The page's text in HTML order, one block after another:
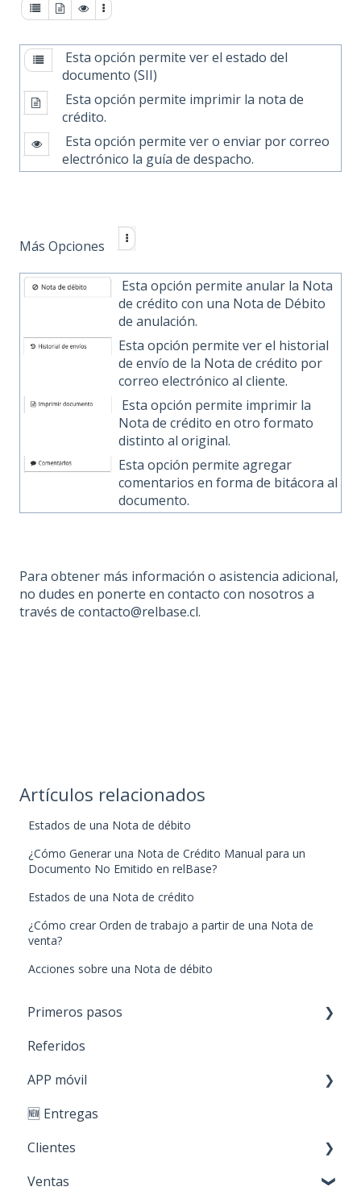
Esta opción permite ver el estado del
documento (SII)
Esta opción permite imprimir la nota de
crédito.
Esta opción permite ver o enviar por correo
electrónico la guía de despacho.
Más Opciones
Esta opción permite anular la Nota
de crédito con una Nota de Débito
de anulación.
Esta opción permite ver el historial
de envío de la Nota de crédito por
correo electrónico al cliente.
Esta opción permite imprimir la
Nota de crédito en otro formato
distinto al original.
Esta opción permite agregar
comentarios en forma de bitácora al
documento.
Para obtener más información o asistencia adicional,
no dudes en ponerte en contacto con nosotros a
través de contacto@relbase.cl.
Artículos relacionados
Estados de una Nota de débito
¿Cómo Generar una Nota de Crédito Manual para un
Documento No Emitido en relBase?
Estados de una Nota de crédito
¿Cómo crear Orden de trabajo a partir de una Nota de
venta?
Acciones sobre una Nota de débito
Primeros pasos
Paso 1: Nuevos productos
Paso 2: Carga de stock
Paso 3: Crear clientes
Paso 4: Realizar ventas
Personaliza tu cuenta
Referidos
APP móvil
Primeros Pasos
🆕 Entregas
Clientes
Creación y edición
Ventas